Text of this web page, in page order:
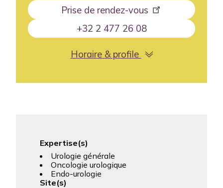
Prise de rendez-vous
+32 2 477 26 08
Horaire & profile
Expertise(s)
Urologie générale
Oncologie urologique
Endo-urologie
Site(s)